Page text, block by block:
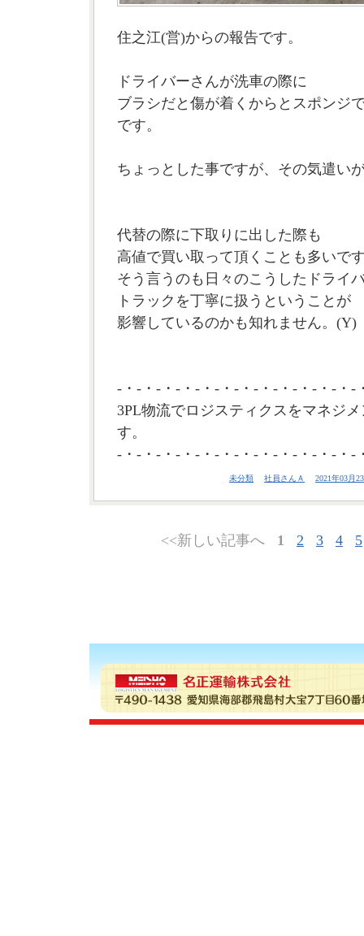
住之江(営)からの報告です。
ドライバーさんが洗車の際に
ブラシだと傷が着くからとスポンジ
です。
ちょっとした事ですが、その気遣い
代替の際に下取りに出した際も
高値で買い取って頂くことも多いで
そう言うのも日々のこうしたドライ
トラックを丁寧に扱うということが
影響しているのかも知れません。(Y)
-・-・-・-・-・-・-・-・-・-・-・-・-
3PL物流でロジスティクスをマネジ
す。
-・-・-・-・-・-・-・-・-・-・-・-・-
未分類 社員さんＡ 2021年03月
<<新しい記事へ 1 2 3 4 5